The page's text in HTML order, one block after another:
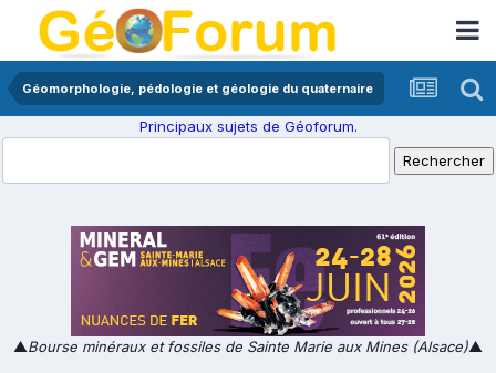
Géomorphologie, pédologie et géologie du quaternaire
Principaux sujets de Géoforum.
▲Bourse minéraux et fossiles de Sainte Marie aux Mines (Alsace)▲